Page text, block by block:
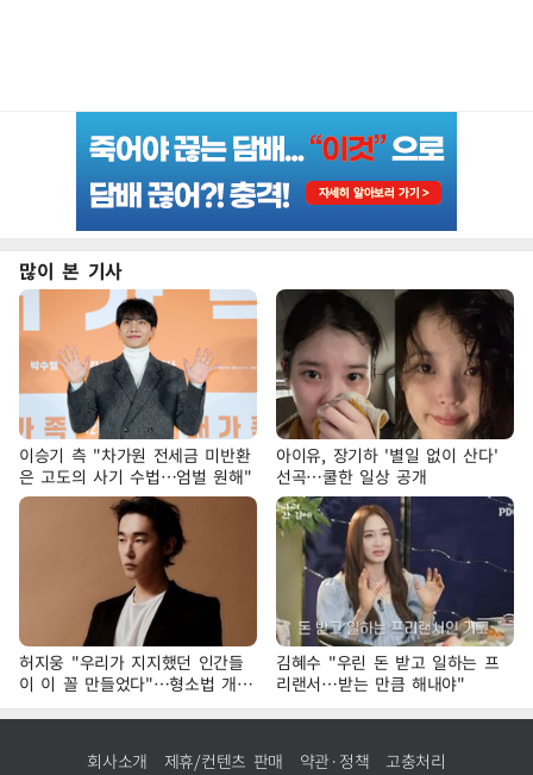
많이 본 기사
이승기 측 "차가원 전세금 미반환
은 고도의 사기 수법…엄벌 원해"
아이유, 장기하 '별일 없이 산다'
선곡…쿨한 일상 공개
허지웅 "우리가 지지했던 인간들
이 이 꼴 만들었다"…형소법 개정
에 격한 반응
김혜수 "우린 돈 받고 일하는 프
리랜서…받는 만큼 해내야"
회사소개 제휴/컨텐츠 판매 약관·정책 고충처리